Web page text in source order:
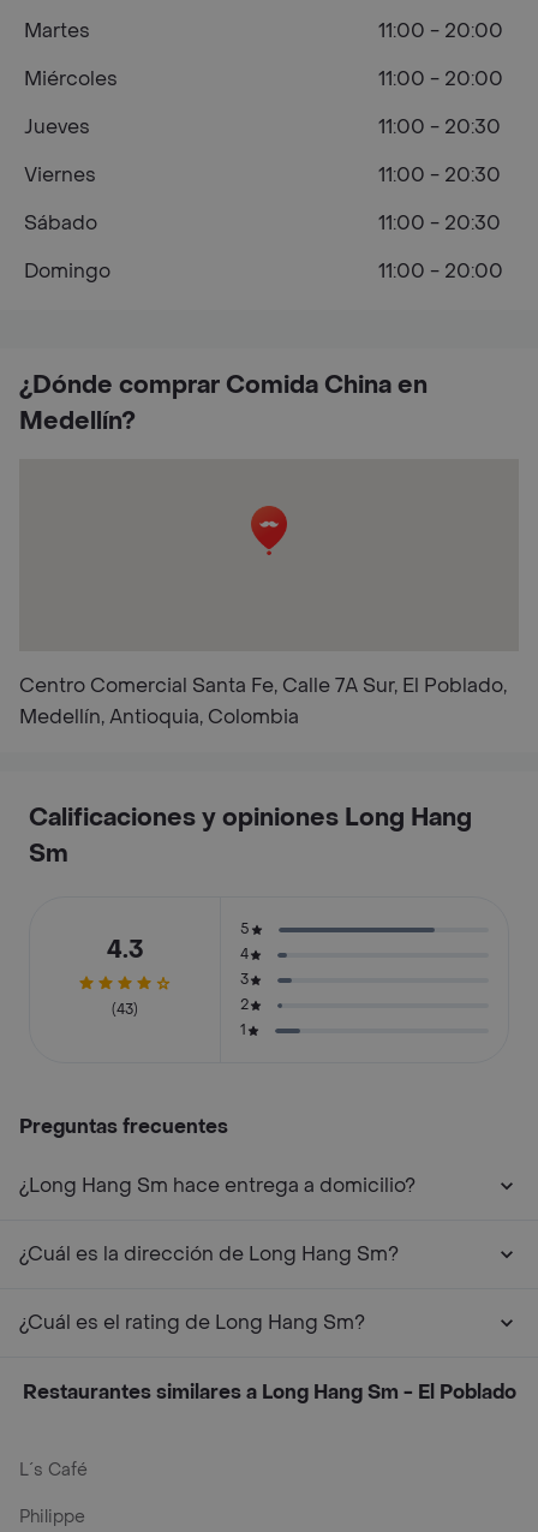
¿Dónde comprar Comida China en
Medellín?
Centro Comercial Santa Fe, Calle 7A Sur, El Poblado,
Medellín, Antioquia, Colombia
Martes
11:00 - 20:00
Miércoles
11:00 - 20:00
Jueves
11:00 - 20:30
Viernes
11:00 - 20:30
Sábado
11:00 - 20:30
Domingo
11:00 - 20:00
Calificaciones y opiniones Long Hang
Sm
4.3
(43)
5
4
3
2
1
Preguntas frecuentes
¿Long Hang Sm hace entrega a domicilio?
¿Cuál es la dirección de Long Hang Sm?
¿Cuál es el rating de Long Hang Sm?
Restaurantes similares a Long Hang Sm - El Poblado
L´s Café
Philippe